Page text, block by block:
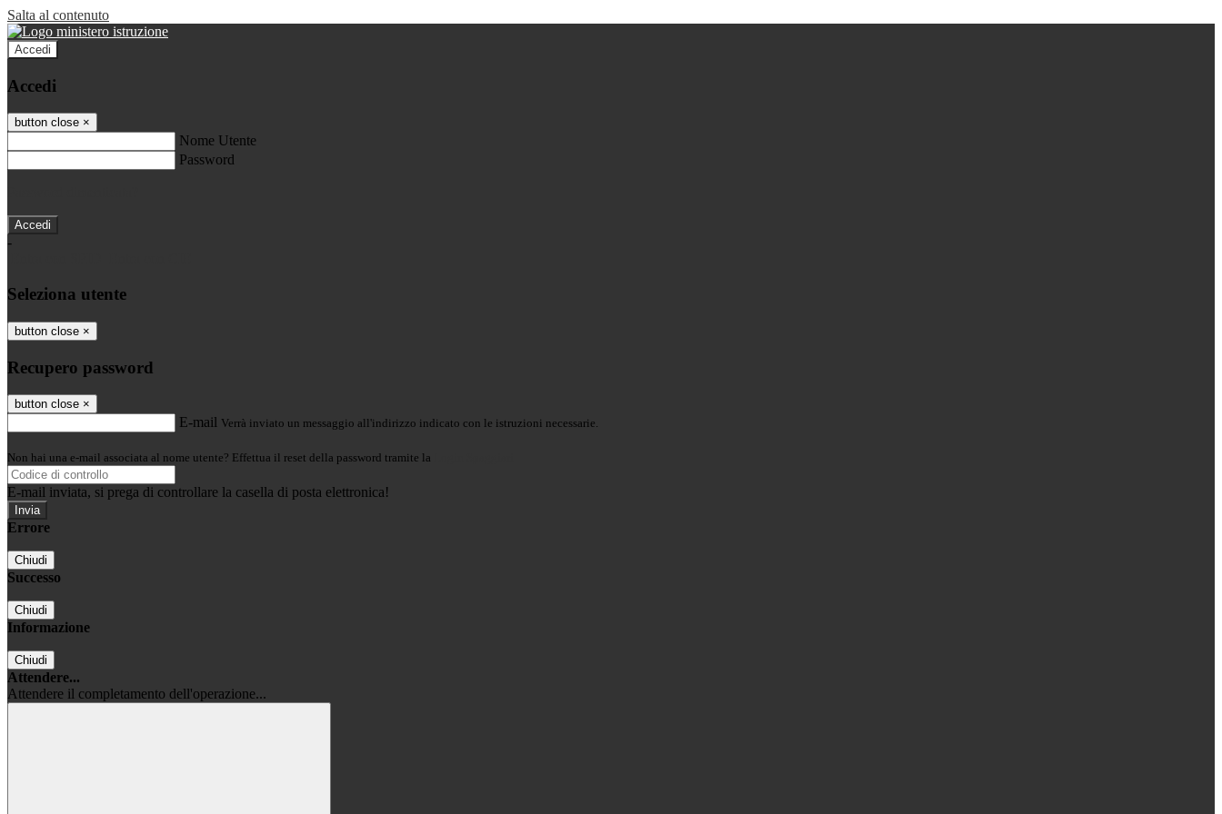
Salta al contenuto
Accedi
Accedi
button close ×
Nome Utente
Password
-
Seleziona utente
button close ×
Recupero password
button close ×
E-mail Verrà inviato un messaggio all'indirizzo indicato con le istruzioni necessarie.
Non hai una e-mail associata al nome utente? Effettua il reset della password tramite la
E-mail inviata, si prega di controllare la casella di posta elettronica!
Errore
Chiudi
Successo
Chiudi
Informazione
Chiudi
Attendere...
Attendere il completamento dell'operazione...